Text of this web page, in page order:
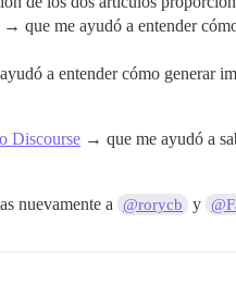
→ que me ayudó a entender
a entender cómo generar
Discourse → que me ayudó a
nuevamente a @rorycb y